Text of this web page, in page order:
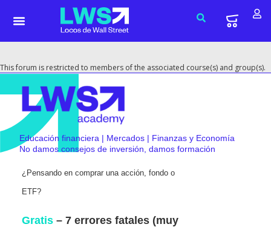
This forum is restricted to members of the associated course(s) and group(s).
Educación financiera | Mercados | Finanzas y Economía
No damos consejos de inversión, damos formación
¿Pensando en comprar una acción, fondo o
ETF?
Gratis – 7 errores fatales (muy